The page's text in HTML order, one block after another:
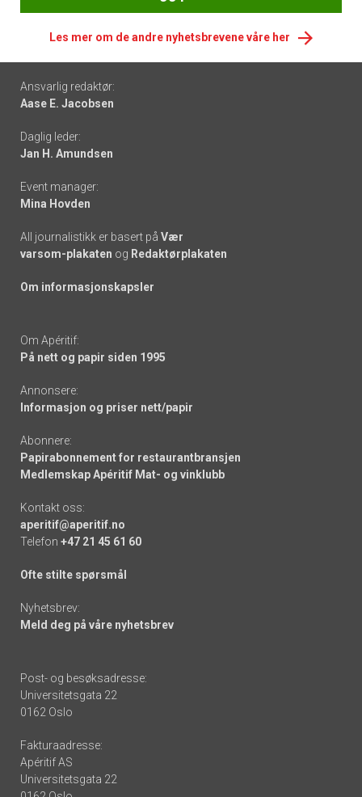
Les mer om de andre nyhetsbrevene våre her
Footer
-
links
Ansvarlig redaktør:
Aase E. Jacobsen
Daglig leder:
Jan H. Amundsen
Event manager:
Mina Hovden
All journalistikk er basert på Vær
varsom-plakaten og Redaktørplakaten
Om informasjonskapsler
Om Apéritif:
På nett og papir siden 1995
Annonsere:
Informasjon og priser nett/papir
Abonnere:
Papirabonnement for restaurantbransjen
Medlemskap Apéritif Mat- og vinklubb
Kontakt oss:
aperitif@aperitif.no
Telefon +47 21 45 61 60
Ofte stilte spørsmål
Nyhetsbrev:
Meld deg på våre nyhetsbrev
Post- og besøksadresse:
Universitetsgata 22
0162 Oslo
Fakturaadresse:
Apéritif AS
Universitetsgata 22